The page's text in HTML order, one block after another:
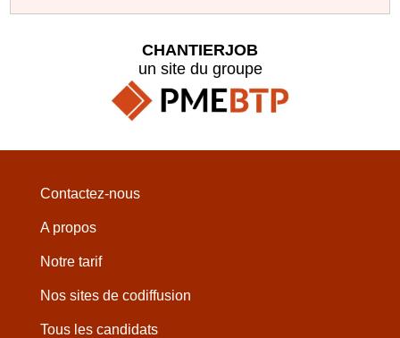
CHANTIERJOB
un site du groupe
Contactez-nous
A propos
Notre tarif
Nos sites de codiffusion
Tous les candidats